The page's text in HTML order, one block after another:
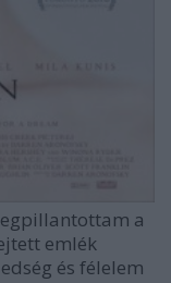
a
emlék
és félelem